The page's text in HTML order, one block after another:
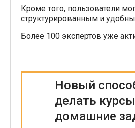
Кроме того, пользователи
структурированным и
Более 100 экспертов уже
Новый
делать
домашние